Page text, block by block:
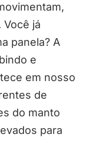
já
panela? A
e
em nosso
de
do manto
para